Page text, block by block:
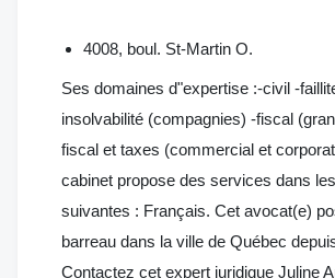
4008, boul. St-Martin O.
Ses domaines d"expertise :-civil -
insolvabilité (compagnies) -fiscal
fiscal et taxes (commercial et
cabinet propose des services dans
suivantes : Français. Cet avocat(e)
barreau dans la ville de Québec
Contactez cet expert juridique Juline